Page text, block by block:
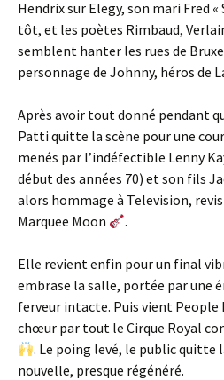
Hendrix sur Elegy, son mari Fred
tôt, et les poètes Rimbaud,
semblent hanter les rues de
personnage de Johnny, héros de
Après avoir tout donné pendant
Patti quitte la scène pour une
menés par l’indéfectible Lenny
début des années 70) et son fils
alors hommage à Television,
Marquee Moon
.
Elle revient enfin pour un final
embrase la salle, portée par une
ferveur intacte. Puis vient People
chœur par tout le Cirque Royal
. Le poing levé, le public quitte
nouvelle, presque régénéré.